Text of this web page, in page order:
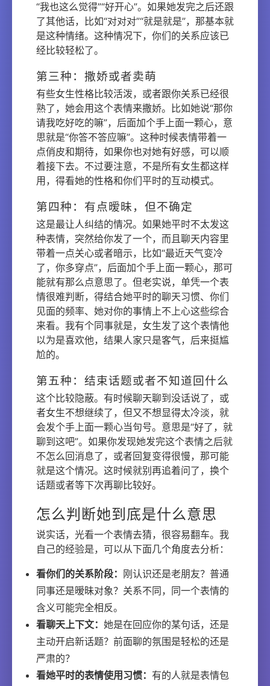
“我也这么觉得”“好开心”。如果她发完之后还跟
了其他话，比如“对对对”“就是就是”，那基本就
是这种情绪。这种情况下，你们的关系应该已
经比较轻松了。
第三种：撒娇或者卖萌
有些女生性格比较活泼，或者跟你关系已经很
熟了，她会用这个表情来撒娇。比如她说“那你
请我吃好吃的嘛”，后面加个手上面一颗心，意
思就是“你答不答应嘛”。这种时候表情带着一
点俏皮和期待，如果你也对她有好感，可以顺
着接下去。不过要注意，不是所有女生都这样
用，得看她的性格和你们平时的互动模式。
第四种：有点暧昧，但不确定
这是最让人纠结的情况。如果她平时不太发这
种表情，突然给你发了一个，而且聊天内容里
带着一点关心或者暗示，比如“最近天气变冷
了，你多穿点”，后面加个手上面一颗心，那可
能就有那么点意思了。但老实说，单凭一个表
情很难判断，得结合她平时的聊天习惯、你们
见面的频率、她对你的事情上不上心这些综合
来看。我有个同事就是，女生发了这个表情他
以为是喜欢他，结果人家只是客气，后来挺尴
尬的。
第五种：结束话题或者不知道回什么
这个比较隐蔽。有时候聊天聊到没话说了，或
者女生不想继续了，但又不想显得太冷淡，就
会发个手上面一颗心当句号。意思是“好了，就
聊到这吧”。如果你发现她发完这个表情之后就
不怎么回消息了，或者回复变得很慢，那可能
就是这个情况。这时候就别再追着问了，换个
话题或者等下次再聊比较好。
怎么判断她到底是什么意思
说实话，光看一个表情去猜，很容易翻车。我
自己的经验是，可以从下面几个角度去分析：
看你们的关系阶段： 刚认识还是老朋友？普通
同事还是暧昧对象？关系不同，同一个表情的
含义可能完全相反。
看聊天上下文： 她是在回应你的某句话，还是
主动开启新话题？前面聊的氛围是轻松的还是
严肃的？
看她平时的表情使用习惯： 有的人就是表情包